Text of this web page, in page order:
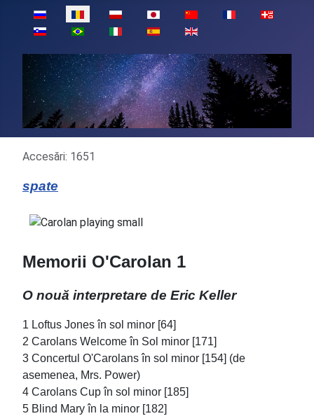
Selectați limba dvs
Detalii
Accesări: 1651
spate
Memorii O'Carolan 1
O nouă interpretare de Eric Keller
1 Loftus Jones în sol minor [64]
2 Carolans Welcome în Sol minor [171]
3 Concertul O'Carolans în sol minor [154] (de
asemenea, Mrs. Power)
4 Carolans Cup în sol minor [185]
5 Blind Mary în la minor [182]